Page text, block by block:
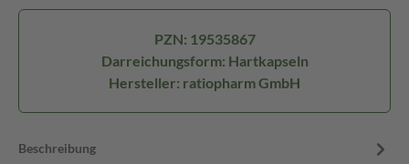
PZN: 19535867
Darreichungsform: Hartkapseln
Hersteller: ratiopharm GmbH
Beschreibung